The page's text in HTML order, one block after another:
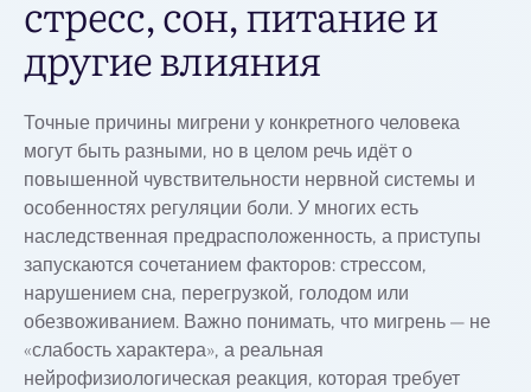
стресс, сон, питание и
другие влияния
Точные причины мигрени у конкретного человека
могут быть разными, но в целом речь идёт о
повышенной чувствительности нервной системы и
особенностях регуляции боли. У многих есть
наследственная предрасположенность, а приступы
запускаются сочетанием факторов: стрессом,
нарушением сна, перегрузкой, голодом или
обезвоживанием. Важно понимать, что мигрень — не
«слабость характера», а реальная
нейрофизиологическая реакция, которая требует